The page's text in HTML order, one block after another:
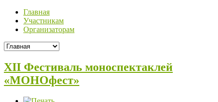
Главная
Участникам
Организаторам
XII Фестиваль моноспектаклей
«MOНОфест»